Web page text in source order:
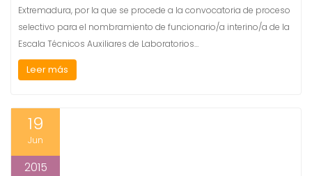
Extremadura, por la que se procede a la convocatoria de proceso
selectivo para el nombramiento de funcionario/a interino/a de la
Escala Técnicos Auxiliares de Laboratorios…
Leer más
19
Jun
2015